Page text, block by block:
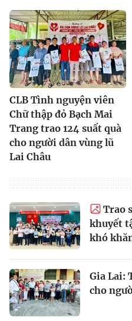
CLB Tình nguyện viên
Chữ thập đỏ Bạch Mai
Trang trao 124 suất quà
cho người dân vùng lũ
Lai Châu
Trao
khuyết
khó
Gia Lai:
cho